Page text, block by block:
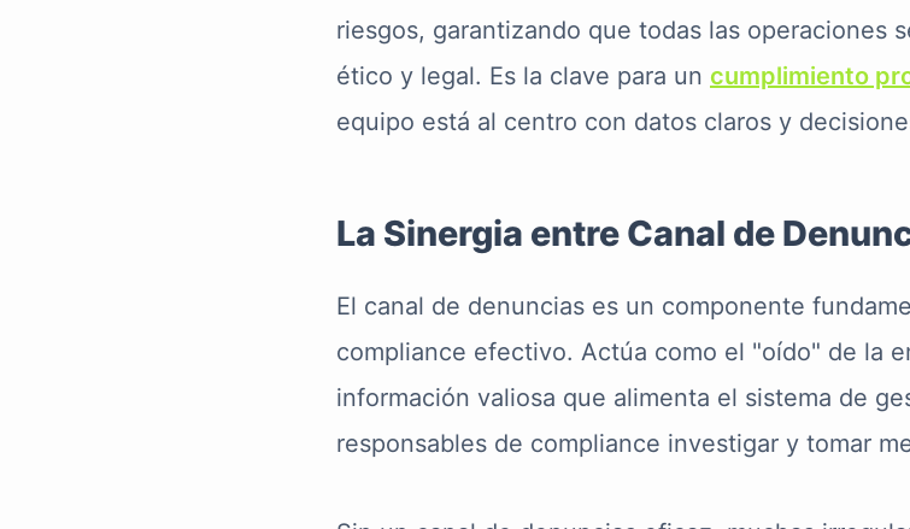
riesgos, garantizando que todas las operaciones
ético y legal. Es la clave para un cumplimiento
equipo está al centro con datos claros y
La Sinergia entre Canal de
El canal de denuncias es un componente
compliance efectivo. Actúa como el "oído" de la
información valiosa que alimenta el sistema de
responsables de compliance investigar y tomar